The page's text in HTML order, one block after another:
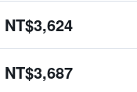
NT$3,624
NT$3,687